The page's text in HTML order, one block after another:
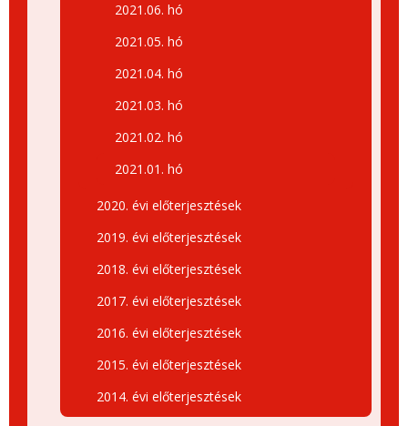
2021.06. hó
2021.05. hó
2021.04. hó
2021.03. hó
2021.02. hó
2021.01. hó
2020. évi előterjesztések
2019. évi előterjesztések
2018. évi előterjesztések
2017. évi előterjesztések
2016. évi előterjesztések
2015. évi előterjesztések
2014. évi előterjesztések